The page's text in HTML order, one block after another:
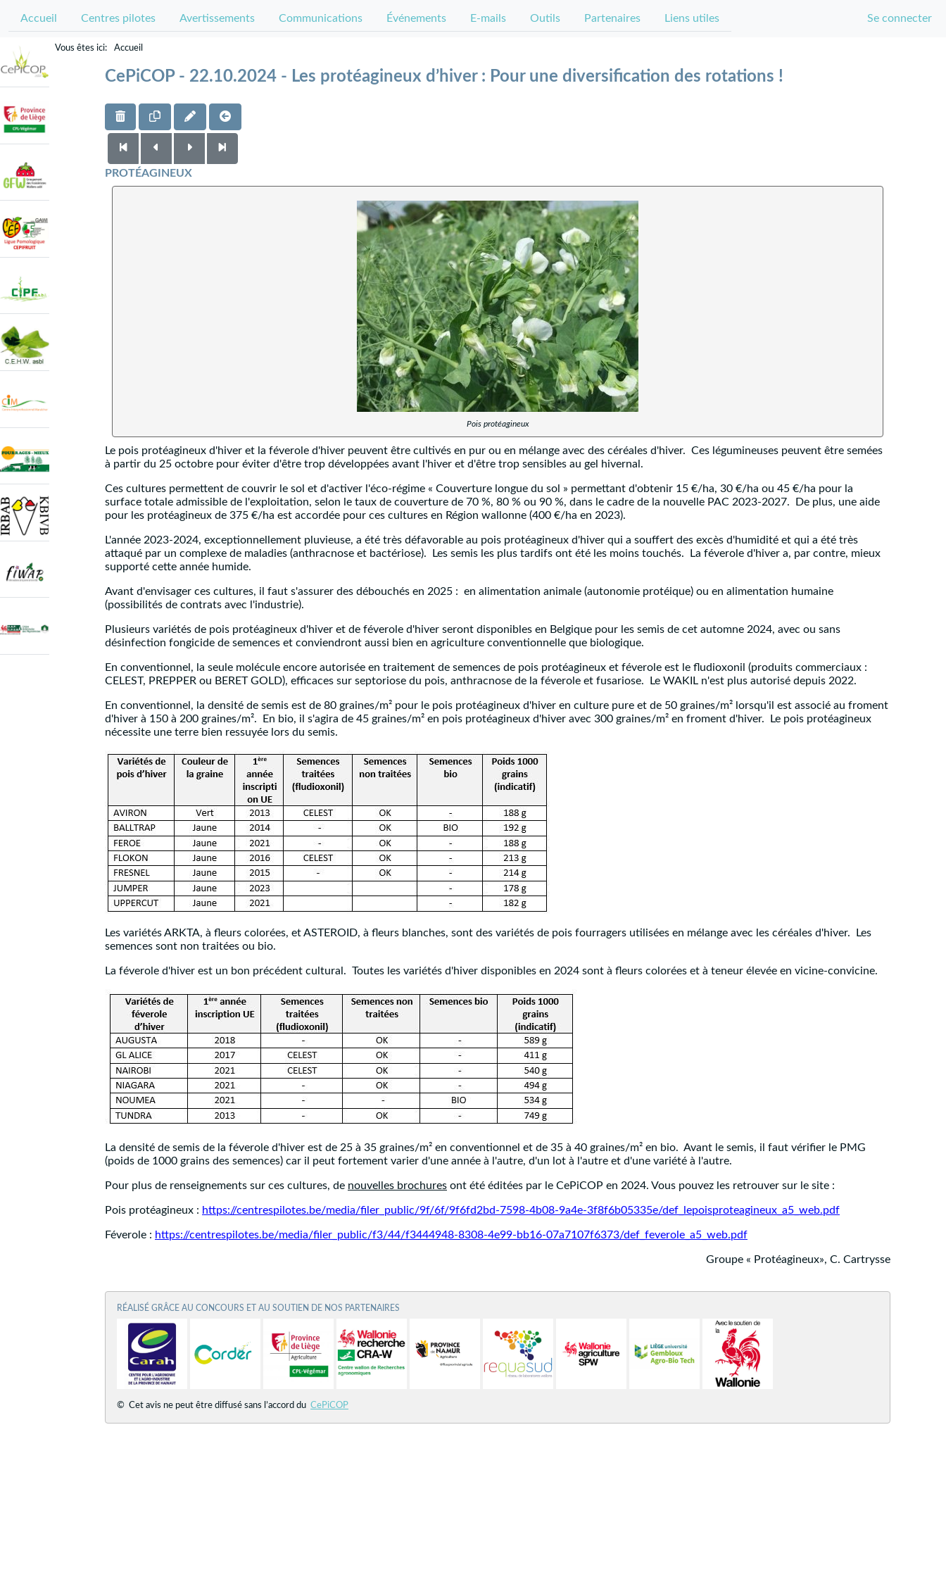
Accueil Centres pilotes Avertissements Communications Événements E-mails Outils Partenaires Liens utiles Se connecter
Accueil
CePiCOP - 22.10.2024 - Les protéagineux d’hiver : Pour une diversification des rotations !
PROTÉAGINEUX
Pois protéagineux
Le pois protéagineux d'hiver et la féverole d'hiver peuvent être cultivés en pur ou en mélange avec des céréales d'hiver. Ces légumineuses peuvent être semées
à partir du 25 octobre pour éviter d'être trop développées avant l'hiver et d'être trop sensibles au gel hivernal.
Ces cultures permettent de couvrir le sol et d'activer l'éco-régime « Couverture longue du sol » permettant d'obtenir 15 €/ha, 30 €/ha ou 45 €/ha pour la
surface totale admissible de l'exploitation, selon le taux de couverture de 70 %, 80 % ou 90 %, dans le cadre de la nouvelle PAC 2023-2027. De plus, une aide
pour les protéagineux de 375 €/ha est accordée pour ces cultures en Région wallonne (400 €/ha en 2023).
L'année 2023-2024, exceptionnellement pluvieuse, a été très défavorable au pois protéagineux d'hiver qui a souffert des excès d'humidité et qui a été très
attaqué par un complexe de maladies (anthracnose et bactériose). Les semis les plus tardifs ont été les moins touchés. La féverole d'hiver a, par contre, mieux
supporté cette année humide.
Avant d'envisager ces cultures, il faut s'assurer des débouchés en 2025 : en alimentation animale (autonomie protéique) ou en alimentation humaine
(possibilités de contrats avec l'industrie).
Plusieurs variétés de pois protéagineux d'hiver et de féverole d'hiver seront disponibles en Belgique pour les semis de cet automne 2024, avec ou sans
désinfection fongicide de semences et conviendront aussi bien en agriculture conventionnelle que biologique.
En conventionnel, la seule molécule encore autorisée en traitement de semences de pois protéagineux et féverole est le fludioxonil (produits commerciaux :
CELEST, PREPPER ou BERET GOLD), efficaces sur septoriose du pois, anthracnose de la féverole et fusariose. Le WAKIL n'est plus autorisé depuis 2022.
En conventionnel, la densité de semis est de 80 graines/m² pour le pois protéagineux d'hiver en culture pure et de 50 graines/m² lorsqu'il est associé au froment
d'hiver à 150 à 200 graines/m². En bio, il s'agira de 45 graines/m² en pois protéagineux d'hiver avec 300 graines/m² en froment d'hiver. Le pois protéagineux
nécessite une terre bien ressuyée lors du semis.
Les variétés ARKTA, à fleurs colorées, et ASTEROID, à fleurs blanches, sont des variétés de pois fourragers utilisées en mélange avec les céréales d'hiver. Les
semences sont non traitées ou bio.
La féverole d'hiver est un bon précédent cultural. Toutes les variétés d'hiver disponibles en 2024 sont à fleurs colorées et à teneur élevée en vicine-convicine.
La densité de semis de la féverole d'hiver est de 25 à 35 graines/m² en conventionnel et de 35 à 40 graines/m² en bio. Avant le semis, il faut vérifier le PMG
(poids de 1000 grains des semences) car il peut fortement varier d'une année à l'autre, d'un lot à l'autre et d'une variété à l'autre.
Pour plus de renseignements sur ces cultures, de nouvelles brochures ont été éditées par le CePiCOP en 2024. Vous pouvez les retrouver sur le site :
Pois protéagineux : https://centrespilotes.be/media/filer_public/9f/6f/9f6fd2bd-7598-4b08-9a4e-3f8f6b05335e/def_lepoisproteagineux_a5_web.pdf
Féverole : https://centrespilotes.be/media/filer_public/f3/44/f3444948-8308-4e99-bb16-07a7107f6373/def_feverole_a5_web.pdf
Groupe « Protéagineux», C. Cartrysse
RÉALISÉ GRÂCE AU CONCOURS ET AU SOUTIEN DE NOS PARTENAIRES
© Cet avis ne peut être diffusé sans l’accord du CePiCOP